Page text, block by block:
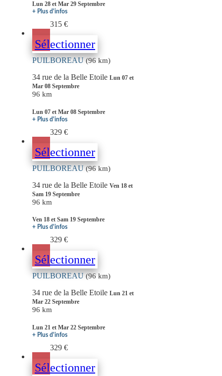
Lun 28 et Mar 29 Septembre
+ Plus d'infos
315 €
Sélectionner
PUILBOREAU(96 km)
34 rue de la Belle Etoile Lun 07 et
Mar 08 Septembre
96 km
Lun 07 et Mar 08 Septembre
+ Plus d'infos
329 €
Sélectionner
PUILBOREAU(96 km)
34 rue de la Belle Etoile Ven 18 et
Sam 19 Septembre
96 km
Ven 18 et Sam 19 Septembre
+ Plus d'infos
329 €
Sélectionner
PUILBOREAU(96 km)
34 rue de la Belle Etoile Lun 21 et
Mar 22 Septembre
96 km
Lun 21 et Mar 22 Septembre
+ Plus d'infos
329 €
Sélectionner